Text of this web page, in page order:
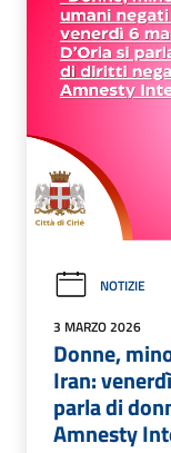
NOTIZIE
3 MARZO 2026
Donne,
Iran:
parla di
Amnesty